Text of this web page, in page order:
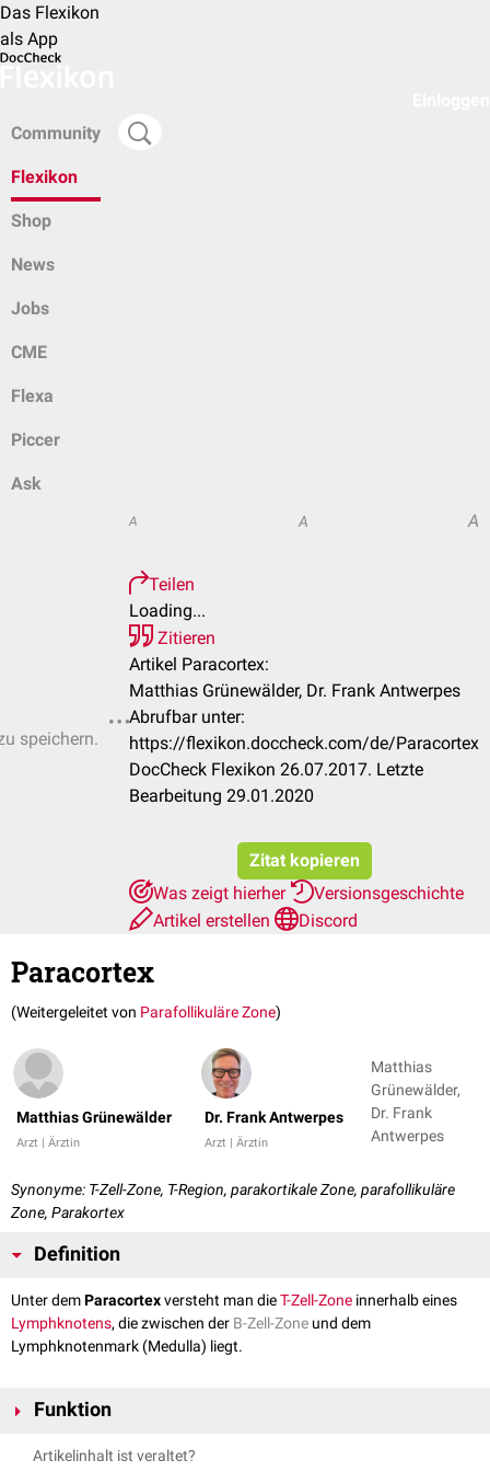
Das Flexikon
als App
Community
Flexikon
Shop
News
Jobs
CME
Flexa
Piccer
Ask
speichern.
A A A
Teilen
Loading...
Zitieren
Artikel Paracortex:
Matthias Grünewälder, Dr. Frank Antwerpes
Abrufbar unter:
https://flexikon.doccheck.com/de/Paracortex
DocCheck Flexikon 26.07.2017. Letzte
Bearbeitung 29.01.2020
Zitat kopieren
Was zeigt hierher
Versionsgeschichte
Artikel erstellen
Discord
Paracortex
(Weitergeleitet von Parafollikuläre Zone)
Matthias Grünewälder
Arzt | Ärztin
Dr. Frank Antwerpes
Arzt | Ärztin
Matthias
Grünewälder,
Dr. Frank
Antwerpes
Synonyme: T-Zell-Zone, T-Region, parakortikale Zone, parafollikuläre
Zone, Parakortex
Definition
Unter demParacortexversteht man dieT-Zell-Zone innerhalb eines
Lymphknotens, die zwischen der B-Zell-Zone und dem
Lymphknotenmark (Medulla) liegt.
Funktion
Der Paracortex befindet sich in direkter Nachbarschaft zu den
Lymphfollikeln
Artikelinhalt ist veraltet?